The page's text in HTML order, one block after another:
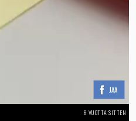
JAA
6 VUOTTA SITTEN